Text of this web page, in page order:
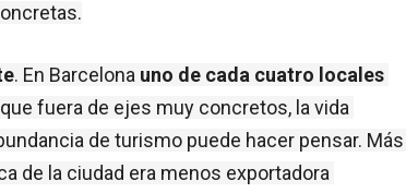
. En Barcelona uno de cada cuatro locales
fuera de ejes muy concretos, la vida
de turismo puede hacer pensar. Más
de la ciudad era menos exportadora